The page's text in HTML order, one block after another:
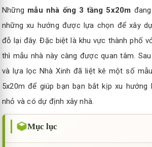
Những mẫu nhà ống 3 tầng 5x20m
những xu hướng được lựa chọn để xây
đỗ lại đây. Đặc biệt là khu vực thành phố
thì mẫu nhà này càng được quan tâm.
và lựa lọc Nhà Xinh đã liệt kê một số
5x20m để giúp bạn bạn bắt kịp xu
nhỏ và có dự định xây nhà.
Mục lục